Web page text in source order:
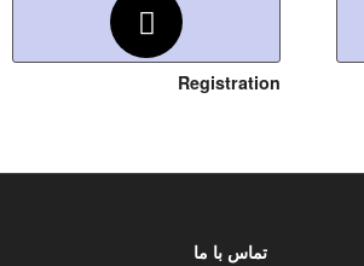
Registration
تماس با ما